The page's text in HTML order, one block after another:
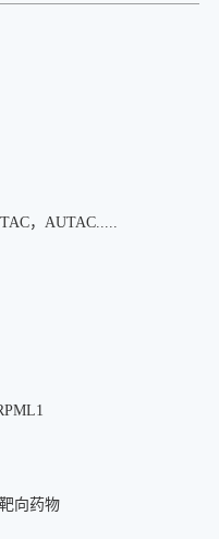
，AUTAC.....
向药物